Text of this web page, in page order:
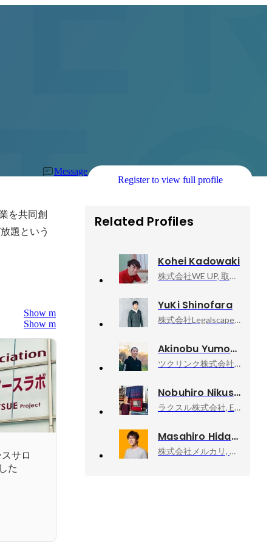
Message
Register to view full profile
を共同創
題という
Show more
Show more
サロ
た
Related Profiles
Kohei Kadowaki
株式会社WE UP, 取締役 CTO
YuKi Shinofara
株式会社Legalscape, VPoE
Akinobu Yumoto
ツクリンク株式会社, エンジニアリングマネージャー
Nobuhiro Nikushi
ラクスル株式会社, Engineering head of ID Platform Group
Masahiro Hidaka
株式会社メルカリ, メルペイ エキスパート（Android）